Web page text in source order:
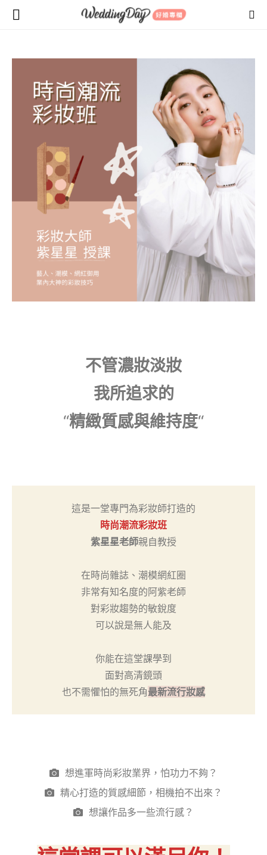
不管濃妝淡妝
我所追求的
“精緻質感與維持度“
這是一堂專門為彩妝師打造的
時尚潮流彩妝班
紫星星老師親自教授
在時尚雜誌、潮模網紅圈
非常有知名度的阿紫老師
對彩妝趨勢的敏銳度
可以說是無人能及
你能在這堂課學到
面對高清鏡頭
也不需懼怕的無死角最新流行妝感
想進軍時尚彩妝業界，怕功力不夠？
精心打造的質感細節，相機拍不出來？
想讓作品多一些流行感？